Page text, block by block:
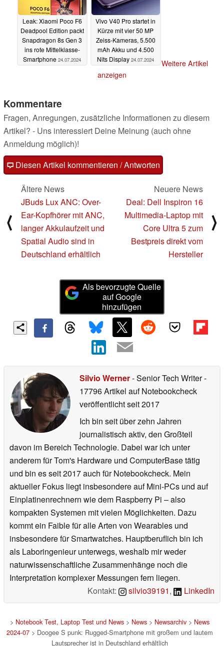
Leak: Xiaomi Poco F6
Deadpool Edition packt
Snapdragon 8s Gen 3
ins rote Mittelklasse-
Smartphone 24.07.2024
Vivo V40 Pro startet in
Kürze mit vier 50 MP
Zeiss-Kameras, 5.500
mAh Akku und 4.500
Nits Display 24.07.2024
Weitere Artikel
anzeigen
Kommentare
Fragen, Anregungen, zusätzliche Informationen zu diesem
Artikel? - Uns interessiert Deine Meinung (auch ohne
Anmeldung möglich)!
Diesen Artikel kommentieren / Antworten
⟨
Ältere News
JBuds Lux ANC: Over-
Ear-Kopfhörer mit ANC,
langer Akkulaufzeit und
Spatial Audio sind in
Deutschland erhältlich
Neuere News
Deal: Dell Inspiron 16
Multimedia-Laptop mit
Core Ultra 5 zum
Bestpreis direkt vom
Hersteller
⟩
Als bevorzugte Quelle
auf Google
hinzufügen
Silvio Werner- Senior Tech Writer-
17796 Artikel auf Notebookcheck
veröffentlichtseit 2017
Ich bin seit über zehn Jahren
journalistisch aktiv, den Großteil
davon im Bereich Technologie. Dabei war ich unter
anderem für Tom's Hardware und ComputerBase tätig
und bin es seit 2017 auch für Notebookcheck. Mein
aktueller Fokus liegt insbesondere auf Mini-PCs und auf
Einplatinenrechnern wie dem Raspberry Pi – also
kompakten Systemen mit vielen Möglichkeiten. Dazu
kommt ein Faible für alle Arten von Wearables und
insbesondere für Smartwatches. Hauptberuflich bin ich
als Laboringenieur unterwegs, weshalb mir weder
naturwissenschaftliche Zusammenhänge noch die
Interpretation komplexer Messungen fern liegen.
Kontakt:
silvio39191, LinkedIn
> Notebook Test, Laptop Test und News> News> Newsarchiv> News
2024-07> Doogee S punk: Rugged-Smartphone mit großem und lautem
Lautsprecher ist in Deutschland erhältlich